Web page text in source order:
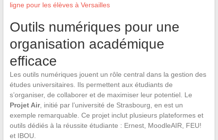
ligne pour les élèves à Versailles
Outils numériques pour une
organisation académique
efficace
Les outils numériques jouent un rôle central dans la gestion des
études universitaires. Ils permettent aux étudiants de
s’organiser, de collaborer et de maximiser leur potentiel. Le
Projet Air, initié par l’université de Strasbourg, en est un
exemple remarquable. Ce projet inclut plusieurs plateformes et
outils dédiés à la réussite étudiante : Ernest, MoodleAIR, FEU!
et IBOU.